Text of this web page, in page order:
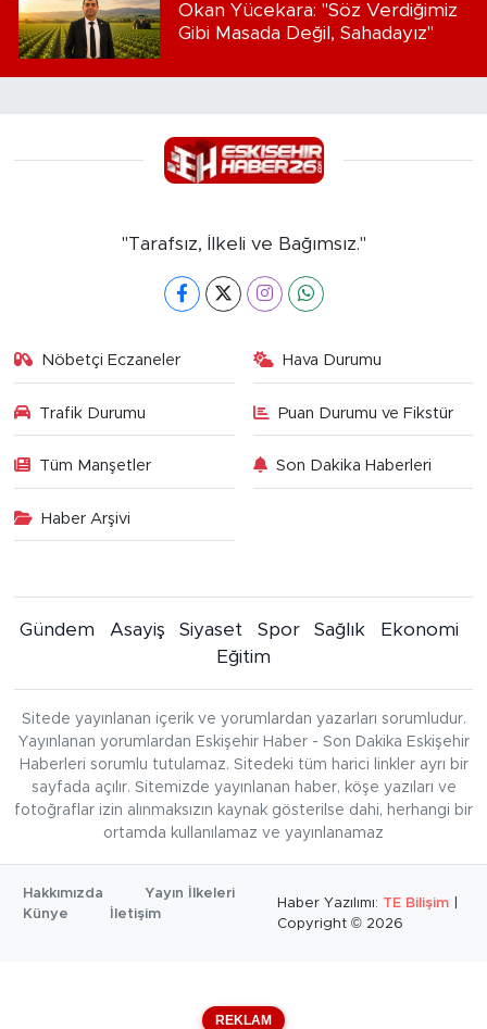
Okan Yücekara: "Söz Verdiğimiz
Gibi Masada Değil, Sahadayız"
"Tarafsız, İlkeli ve Bağımsız."
Nöbetçi Eczaneler Hava Durumu
Trafik Durumu Puan Durumu ve Fikstür
Tüm Manşetler Son Dakika Haberleri
Haber Arşivi
Gündem Asayiş Siyaset Spor Sağlık
Ekonomi
Eğitim
Sitede yayınlanan içerik ve yorumlardan yazarları sorumludur.
Yayınlanan yorumlardan Eskişehir Haber - Son Dakika Eskişehir
Haberleri sorumlu tutulamaz. Sitedeki tüm harici linkler ayrı bir
sayfada açılır. Sitemizde yayınlanan haber, köşe yazıları ve
fotoğraflar izin alınmaksızın kaynak gösterilse dahi, herhangi bir
ortamda kullanılamaz ve yayınlanamaz
Hakkımızda
Yayın İlkeleri
Künye
İletişim
Haber Yazılımı: TE Bilişim
Copyright © 2026
REKLAM